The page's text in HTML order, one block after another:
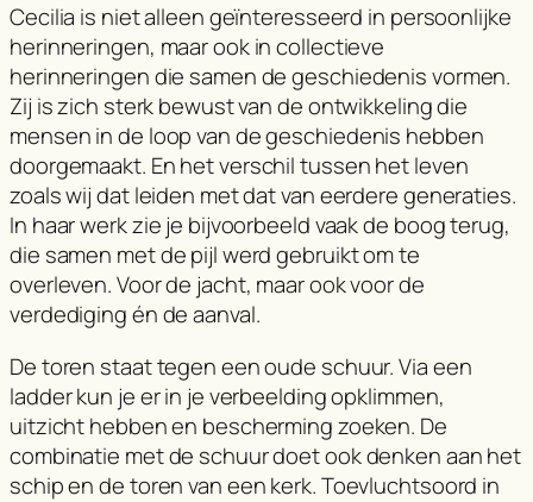
Cecilia is niet alleen geïnteresseerd in persoonlijke
herinneringen, maar ook in collectieve
herinneringen die samen de geschiedenis vormen.
Zij is zich sterk bewust van de ontwikkeling die
mensen in de loop van de geschiedenis hebben
doorgemaakt. En het verschil tussen het leven
zoals wij dat leiden met dat van eerdere generaties.
In haar werk zie je bijvoorbeeld vaak de boog terug,
die samen met de pijl werd gebruikt om te
overleven. Voor de jacht, maar ook voor de
verdediging én de aanval.
De toren staat tegen een oude schuur. Via een
ladder kun je er in je verbeelding opklimmen,
uitzicht hebben en bescherming zoeken. De
combinatie met de schuur doet ook denken aan het
schip en de toren van een kerk. Toevluchtsoord in